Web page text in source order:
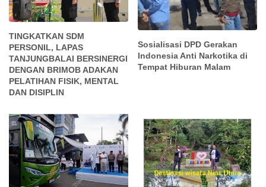
TINGKATKAN SDM
PERSONIL, LAPAS
TANJUNGBALAI BERSINERGI
DENGAN BRIMOB ADAKAN
PELATIHAN FISIK, MENTAL
DAN DISIPLIN
Sosialisasi DPD Gerakan
Indonesia Anti Narkotika di
Tempat Hiburan Malam